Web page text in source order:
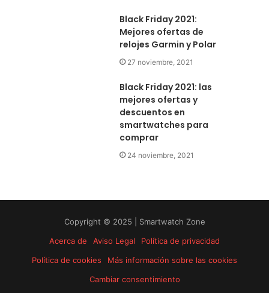
Black Friday 2021:
Mejores ofertas de
relojes Garmin y Polar
27 noviembre, 2021
Black Friday 2021: las
mejores ofertas y
descuentos en
smartwatches para
comprar
24 noviembre, 2021
Copyright © 2025 | Smartwatch Zone
Acerca de
Aviso Legal
Política de privacidad
Política de cookies
Más información sobre las cookies
Cambiar consentimiento